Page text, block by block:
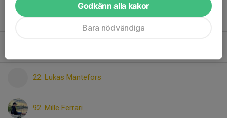
11. Lionel Samuelsson
22. Lukas Mantefors
92. Mille Ferrari
Godkänn alla kakor
Bara nödvändiga